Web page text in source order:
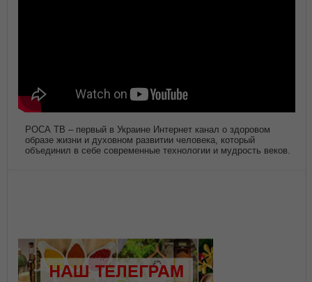
РОСА ТВ – первый в Украине Интернет канал о здоровом
образе жизни и духовном развитии человека, который
объединил в себе современные технологии и мудрость веков.